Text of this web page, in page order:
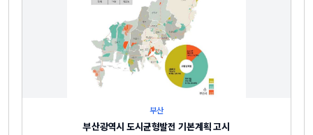
부산
부산광역시 도시균형발전 기본계획 고시